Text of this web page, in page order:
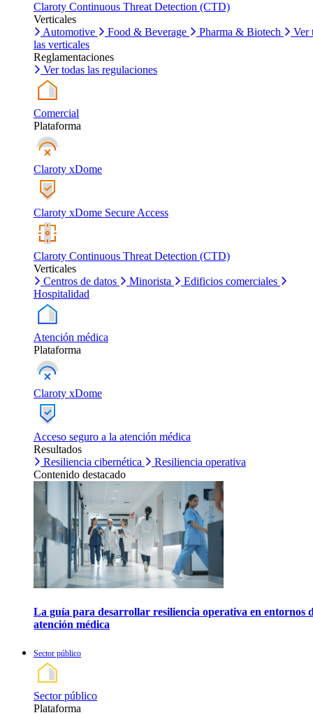
Claroty Continuous Threat Detection (CTD)
Verticales
Automotive
Food & Beverage Pharma & Biotech
Ver
las verticales
Reglamentaciones
Ver todas las regulaciones
Comercial
Plataforma
Claroty xDome
Claroty xDome Secure Access
Claroty Continuous Threat Detection (CTD)
Verticales
Centros de datos
Minorista
Edificios comerciales
Hospitalidad
Atención médica
Plataforma
Claroty xDome
Acceso seguro a la atención médica
Resultados
Resiliencia cibernética
Resiliencia operativa
Contenido destacado
La guía para desarrollar resiliencia operativa en entornos
atención médica
Sector público
Sector público
Plataforma